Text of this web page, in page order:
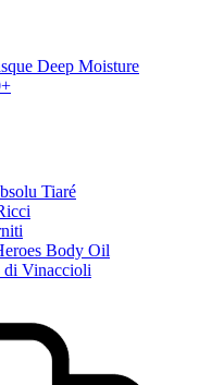
Deep Moisture
Tiaré
Body Oil
Vinaccioli